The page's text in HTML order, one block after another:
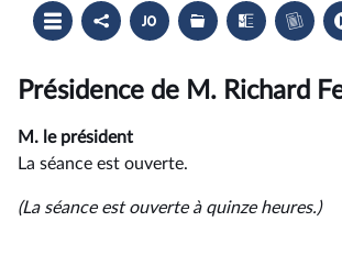
Ouvrir
le
sommaire
Partager
le
compte
Accéder
au
document
du
compte
Les
dossiers
législatifs
Les
textes
examinés
Accéder
au
cahier
Présidence de M. Richard
M. le président
La séance est ouverte.
(La séance est ouverte à quinze heures.)